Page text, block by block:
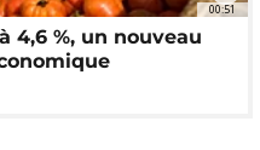
00:51
4,6 %, un nouveau